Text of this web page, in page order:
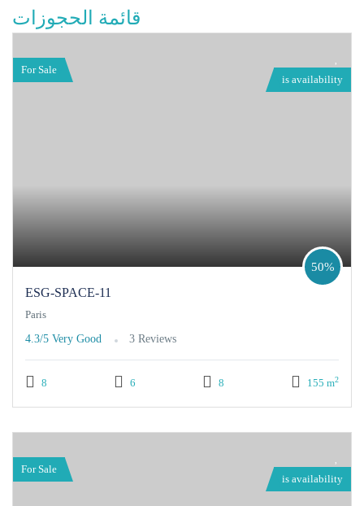
قائمة الحجوزات
is availability
For Sale
ESG-SPACE-11
50%
Paris
4.3/5 Very Good 3 Reviews
8 6 8 155 m2
is availability
For Sale